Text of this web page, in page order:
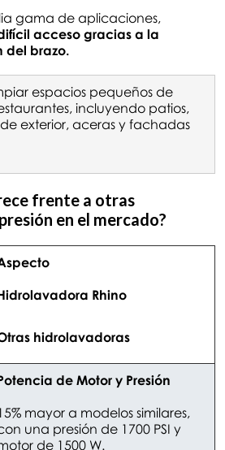
gama de aplicaciones,
acceso gracias a la
del brazo.
espacios pequeños de
incluyendo patios,
exterior, aceras y fachadas
frente a otras
en el mercado?
Rhino
hidrolavadoras
de Motor y Presión
mayor a modelos similares,
una presión de 1700 PSI y
de 1500 W.